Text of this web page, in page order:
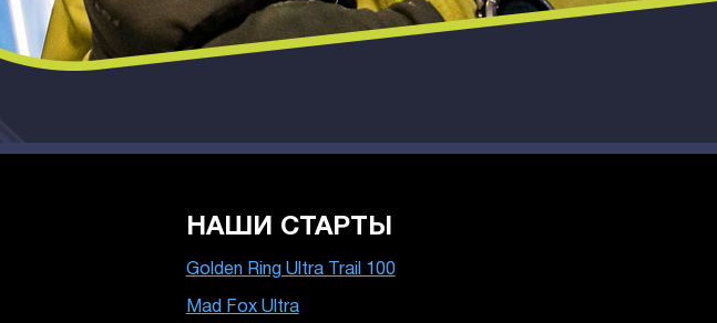
НАШИ СТАРТЫ
Golden Ring Ultra Trail 100
Mad Fox Ultra